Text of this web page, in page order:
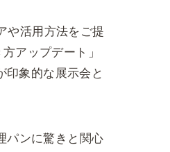
や活用方法をご提
アップデート」
印象的な展示会と
パンに驚きと関心